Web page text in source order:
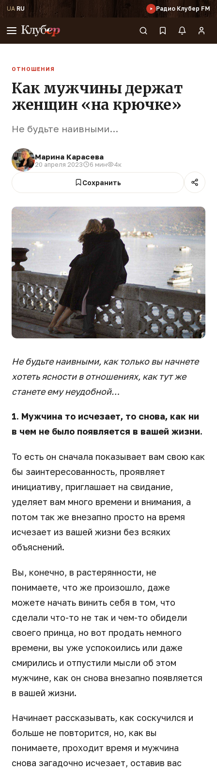
UA·RU Радио Клубер FM
ОТНОШЕНИЯ
Как мужчины держат
женщин «на крючке»
Не будьте наивными...
Марина Карасева
20 апреля 2023 6 мин 4к
Сохранить
Не будьте наивными, как только вы начнете
хотеть ясности в отношениях, как тут же
станете ему неудобной…
1. Мужчина то исчезает, то снова, как ни
в чем не было появляется в вашей жизни.
То есть он сначала показывает вам свою как
бы заинтересованность, проявляет
инициативу, приглашает на свидание,
уделяет вам много времени и внимания, а
потом так же внезапно просто на время
исчезает из вашей жизни без всяких
объяснений.
Вы, конечно, в растерянности, не
понимаете, что же произошло, даже
можете начать винить себя в том, что
сделали что-то не так и чем-то обидели
своего принца, но вот продать немного
времени, вы уже успокоились или даже
смирились и отпустили мысли об этом
мужчине, как он снова внезапно появляется
в вашей жизни.
Начинает рассказывать, как соскучился и
больше не повторится, но, как вы
понимаете, проходит время и мужчина
снова загадочно исчезает, оставив вас